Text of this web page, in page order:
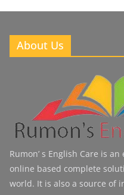
About Us
Rumon’ s English Care is
online based complete
world. It is also a source of